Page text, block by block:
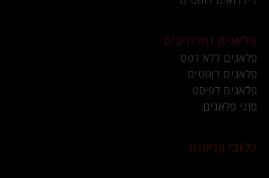
פלאגים ומרחיבים
פלאגים ללא רטט
פלאגים רוטטים
פלאגים לפיסט
סוגי פלאגים
כלובי צניעות